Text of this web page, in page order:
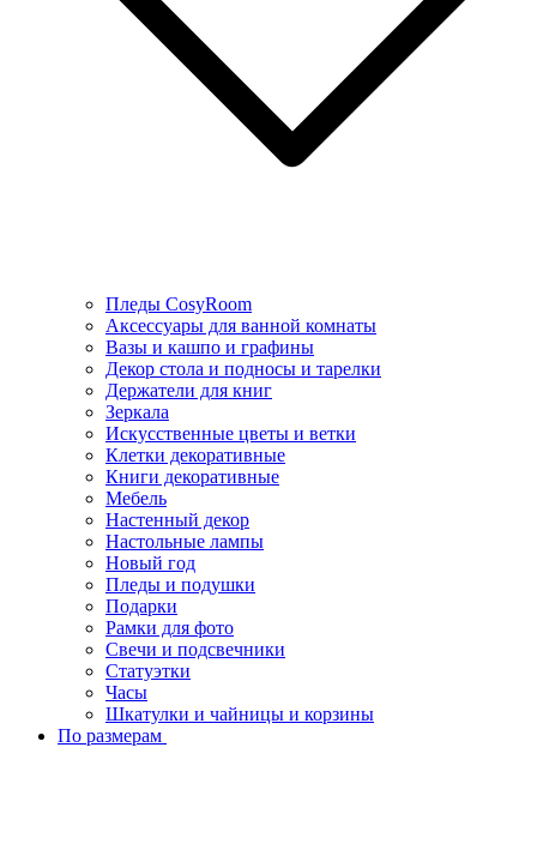
Пледы CosyRoom
Аксессуары для ванной комнаты
Вазы и кашпо и графины
Декор стола и подносы и тарелки
Держатели для книг
Зеркала
Искусcтвенные цветы и ветки
Клетки декоративные
Книги декоративные
Мебель
Настенный декор
Настольные лампы
Новый год
Пледы и подушки
Подарки
Рамки для фото
Свечи и подсвечники
Статуэтки
Часы
Шкатулки и чайницы и корзины
По размерам